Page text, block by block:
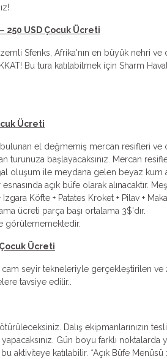
250 USD Çocuk Ücreti
Sfenks, Afrika'nın en büyük nehri
Bu tura katılabilmek için Sharm
Ücreti
el değmemiş mercan resifleri ve
turunuza başlayacaksınız. Mercan
ile meydana gelen beyaz kum
açık büfe olarak alınacaktır.
Köfte + Patates Kroket + Pilav +
ücreti parça başı ortalama 3$'dır.
görülememektedir.
Ücreti
seyir tekneleriyle gerçekleştirilen ve
tavsiye edilir..
Dalış ekipmanlarınızın
Gün boyu farklı noktalarda
katılabilir. *Açık Büfe Menüsü